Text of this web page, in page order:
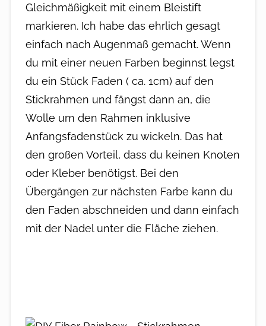
Gleichmäßigkeit mit einem Bleistift
markieren. Ich habe das ehrlich gesagt
einfach nach Augenmaß gemacht. Wenn
du mit einer neuen Farben beginnst legst
du ein Stück Faden ( ca. 1cm) auf den
Stickrahmen und fängst dann an, die
Wolle um den Rahmen inklusive
Anfangsfadenstück zu wickeln. Das hat
den großen Vorteil, dass du keinen Knoten
oder Kleber benötigst. Bei den
Übergängen zur nächsten Farbe kann du
den Faden abschneiden und dann einfach
mit der Nadel unter die Fläche ziehen.